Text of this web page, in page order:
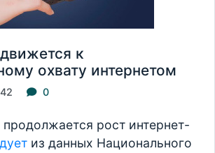
к
охвату интернетом
0
продолжается рост интернет-
из данных Национального